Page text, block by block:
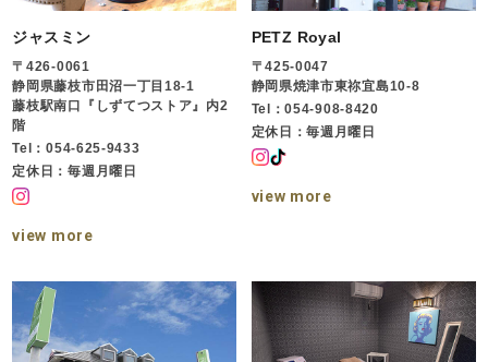
ジャスミン
〒426-0061
静岡県藤枝市田沼一丁目18-1
藤枝駅南口『しずてつストア』内2
階
Tel：054-625-9433
定休日：毎週月曜日
view more
PETZ Royal
〒425-0047
静岡県焼津市東祢宜島10-8
Tel：054-908-8420
定休日：毎週月曜日
view more